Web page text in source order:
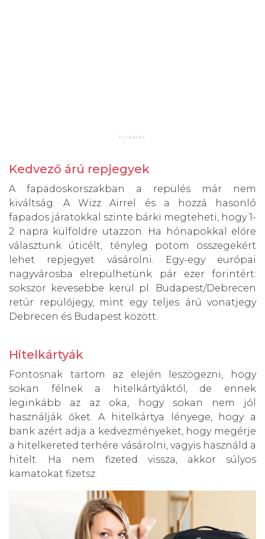
Kedvező árú repjegyek
A fapadoskorszakban a repülés már nem
kiváltság. A Wizz Airrel és a hozzá hasonló
fapados járatokkal szinte bárki megteheti, hogy 1-
2 napra külföldre utazzon. Ha hónapokkal előre
választunk úticélt, tényleg potom összegekért
lehet repjegyet vásárolni. Egy-egy európai
nagyvárosba elrepülhetünk pár ezer forintért:
sokszor kevesebbe kerül pl. Budapest/Debrecen
retúr repülőjegy, mint egy teljes árú vonatjegy
Debrecen és Budapest között.
Hitelkártyák
Fontosnak tartom az elején leszögezni, hogy
sokan félnek a hitelkártyáktól, de ennek
leginkább az az oka, hogy sokan nem jól
használják őket. A hitelkártya lényege, hogy a
bank azért adja a kedvezményeket, hogy megérje
a hitelkereted terhére vásárolni, vagyis használd a
hitelt. Ha nem fizeted vissza, akkor súlyos
kamatokat fizetsz.